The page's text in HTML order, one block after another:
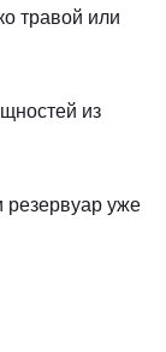
травой или
из
резервуар уже